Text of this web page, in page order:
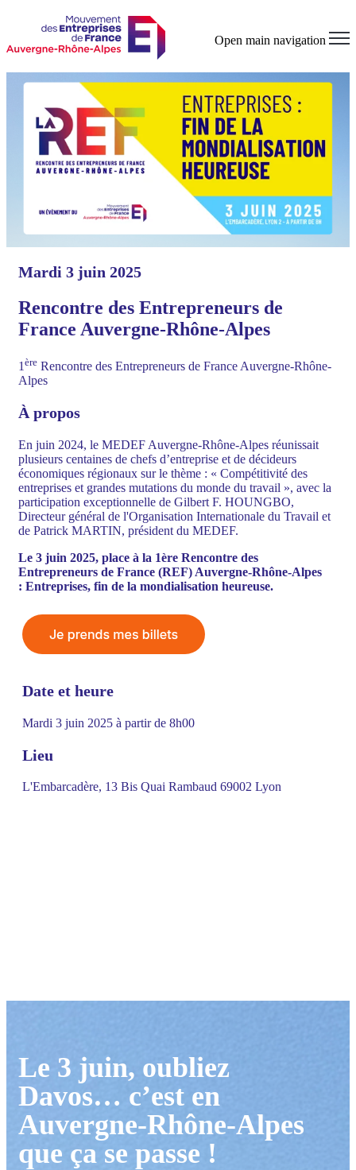
Open main navigation
Mardi 3 juin 2025
Rencontre des Entrepreneurs de
France Auvergne-Rhône-Alpes
1 ère Rencontre des Entrepreneurs de France Auvergne-Rhône-
Alpes
À propos
En juin 2024, le MEDEF Auvergne-Rhône-Alpes réunissait
plusieurs centaines de chefs d’entreprise et de décideurs
économiques régionaux sur le thème : « Compétitivité des
entreprises et grandes mutations du monde du travail », avec la
participation exceptionnelle de Gilbert F. HOUNGBO,
Directeur général de l'Organisation Internationale du Travail et
de Patrick MARTIN, président du MEDEF.
Le 3 juin 2025, place à la 1ère Rencontre des
Entrepreneurs de France (REF) Auvergne-Rhône-Alpes
: Entreprises, fin de la mondialisation heureuse.
Date et heure
Mardi 3 juin 2025 à partir de 8h00
Lieu
L'Embarcadère, 13 Bis Quai Rambaud 69002 Lyon
Le 3 juin, oubliez
Davos… c’est en
Auvergne-Rhône-Alpes
que ça se passe !